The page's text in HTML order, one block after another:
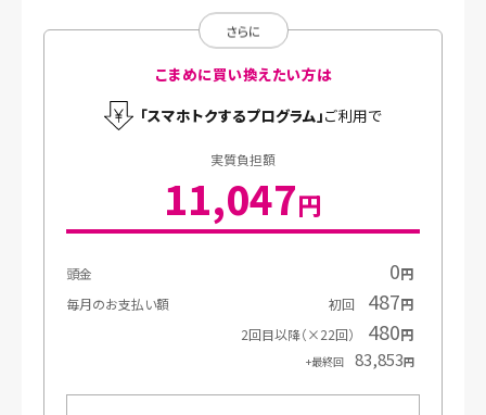
さらに
こまめに買い換えたい方は
｢スマホトクするプログラム｣ご利用で
実質負担額
11,047円
頭金 0円
毎月のお支払い額
初回 487円
2回目以降（×22回）
480円
+最終回 83,853円